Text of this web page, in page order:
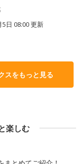
5日 08:00更新
スをもっと見る
楽しむ